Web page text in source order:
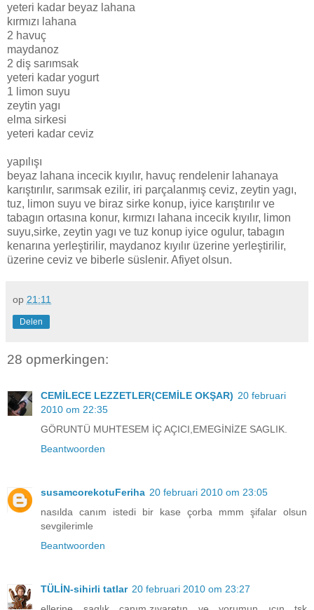
yeteri kadar beyaz lahana
kırmızı lahana
2 havuç
maydanoz
2 diş sarımsak
yeteri kadar yogurt
1 limon suyu
zeytin yagı
elma sirkesi
yeteri kadar ceviz
yapılışı
beyaz lahana incecik kıyılır, havuç rendelenir lahanaya
karıştırılır, sarımsak ezilir, iri parçalanmış ceviz, zeytin yagı,
tuz, limon suyu ve biraz sirke konup, iyice karıştırılır ve
tabagın ortasına konur, kırmızı lahana incecik kıyılır, limon
suyu,sirke, zeytin yagı ve tuz konup iyice ogulur, tabagın
kenarına yerleştirilir, maydanoz kıyılır üzerine yerleştirilir,
üzerine ceviz ve biberle süslenir. Afiyet olsun.
op 21:11
Delen
28 opmerkingen:
CEMİLECE LEZZETLER(CEMİLE OKŞAR) 20 februari
2010 om 22:35
GÖRUNTÜ MUHTESEM İÇ AÇICI,EMEGİNİZE SAGLIK.
Beantwoorden
susamcorekotuFeriha 20 februari 2010 om 23:05
nasılda canım istedi bir kase çorba mmm şifalar olsun
sevgilerimle
Beantwoorden
TÜLİN-sihirli tatlar 20 februari 2010 om 23:27